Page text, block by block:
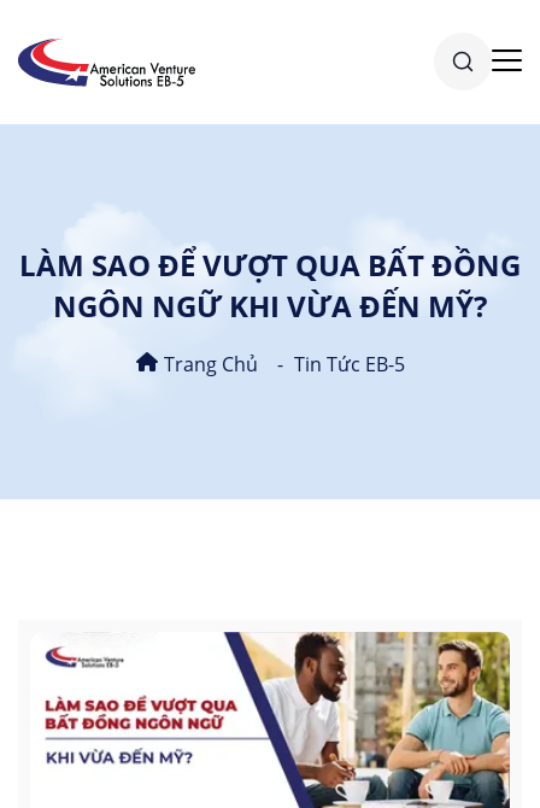
LÀM SAO ĐỂ VƯỢT QUA BẤT ĐỒNG
NGÔN NGỮ KHI VỪA ĐẾN MỸ?
Trang Chủ Tin Tức EB-5